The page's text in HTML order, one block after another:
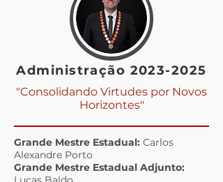
Administração 2023-2025
"Consolidando Virtudes por Novos
Horizontes"
Grande Mestre Estadual: Carlos
Alexandre Porto
Grande Mestre Estadual Adjunto: